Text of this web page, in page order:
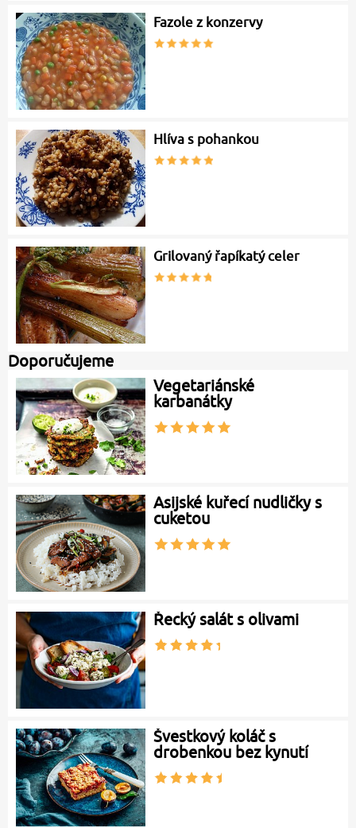
Fazole z konzervy
Hlíva s pohankou
Grilovaný řapíkatý celer
Doporučujeme
Vegetariánské
karbanátky
Asijské kuřecí nudličky s
cuketou
Řecký salát s olivami
Švestkový koláč s
drobenkou bez kynutí